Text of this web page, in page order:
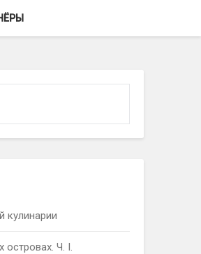
кулинарии
островах. Ч. I.